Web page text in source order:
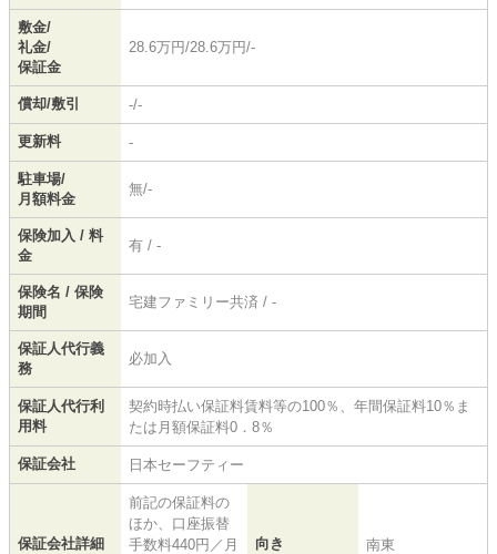
敷金/
礼金/
保証金
28.6万円/28.6万円/-
償却/敷引 -/-
更新料 -
駐車場/
月額料金
無/-
保険加入 / 料
金
有 / -
保険名 / 保険
期間
宅建ファミリー共済 / -
保証人代行義
務
必加入
保証人代行利
用料
契約時払い保証料賃料等の100％、年間保証料10％ま
たは月額保証料0．8％
保証会社 日本セーフティー
保証会社詳細
前記の保証料の
ほか、口座振替
手数料440円／月
向き 南東